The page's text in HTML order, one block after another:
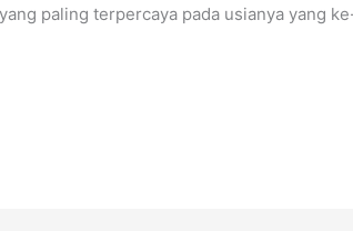
paling terpercaya pada usianya yang